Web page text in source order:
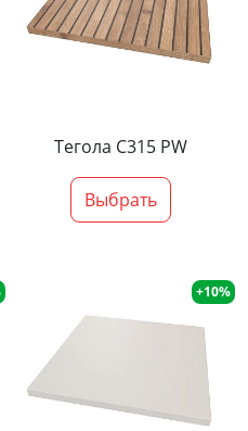
Тегола С315 PW
Выбрать
+10%